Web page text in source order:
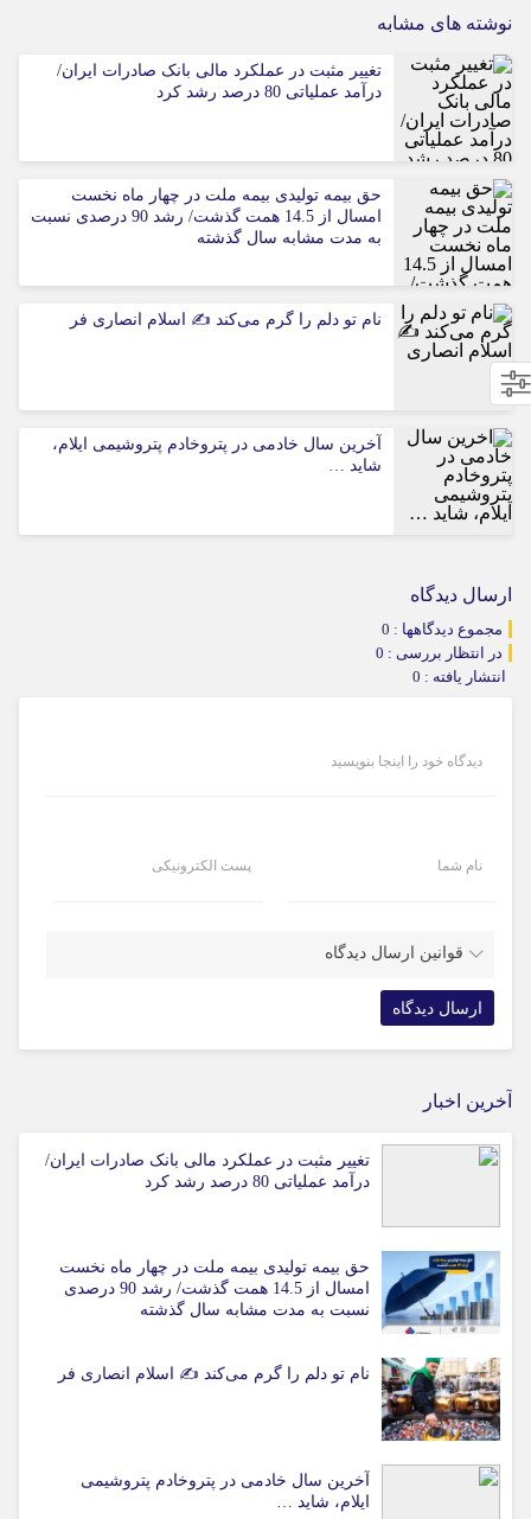
نوشته های مشابه
تغییر مثبت در عملکرد مالی بانک صادرات ایران/
درآمد عملیاتی 80 درصد رشد کرد
حق بیمه تولیدی بیمه ملت در چهار ماه نخست
امسال از 14.5 همت گذشت/ رشد 90 درصدی نسبت
به مدت مشابه سال گذشته
نام تو دلم را گرم می‌کند ✍️ اسلام انصاری فر
آخرین سال خادمی در پتروخادم پتروشیمی ایلام،
شاید …
ارسال دیدگاه
مجموع دیدگاهها : 0
در انتظار بررسی : 0
انتشار یافته : 0
دیدگاه خود را اینجا بنویسید
نام شما پست الکترونیکی
قوانین ارسال دیدگاه
آخرین اخبار
تغییر مثبت در عملکرد مالی بانک صادرات ایران/
درآمد عملیاتی 80 درصد رشد کرد
حق بیمه تولیدی بیمه ملت در چهار ماه نخست
امسال از 14.5 همت گذشت/ رشد 90 درصدی
نسبت به مدت مشابه سال گذشته
نام تو دلم را گرم می‌کند ✍️ اسلام انصاری فر
آخرین سال خادمی در پتروخادم پتروشیمی
ایلام، شاید …